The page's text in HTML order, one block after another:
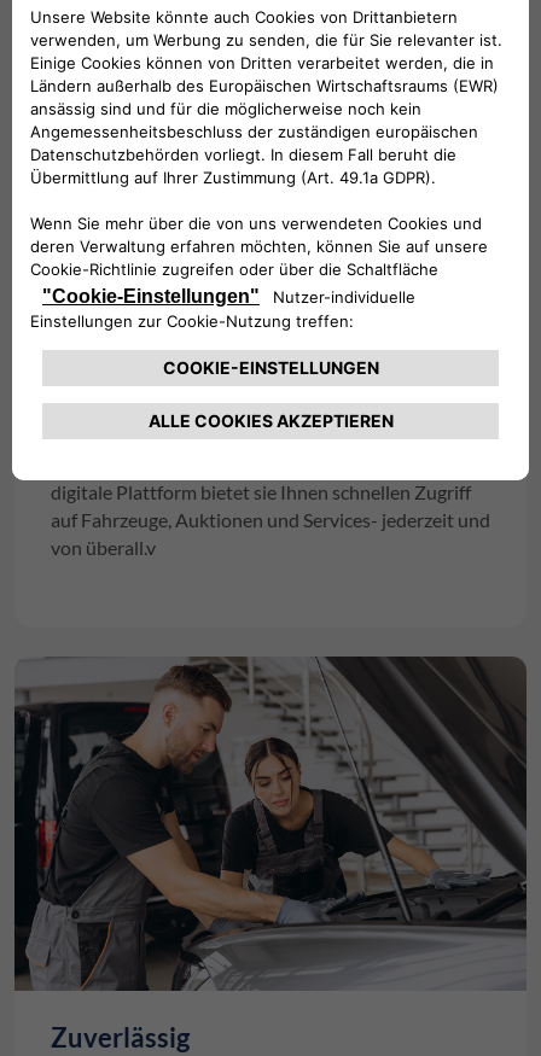
Digital
Dank des vollständig digitalen Ansatzes macht
Clickar den Kauf, Verkauf oder Tausch von
digitale Plattform bietet sie Ihnen schnellen Zugriff
auf Fahrzeuge, Auktionen und Services- jederzeit und
von überall.v
Zuverlässig